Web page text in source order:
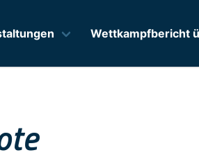
Wettkampfbericht